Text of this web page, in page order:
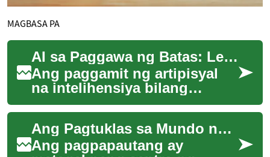
MAGBASA PA
AI sa Paggawa ng Batas: Legal na Balangkas at Hamon
Ang paggamit ng artipisyal
na intelihensiya bilang
kasangkapang tumutulong sa
pagbuo ng mga panukalang
batas ay nagbu...
Ang Pagtuklas sa Mundo ng Microfinance: Pagbabago ng Buhay sa Pamamagitan ng Maliliit na Pautang
Ang pagpapautang ay